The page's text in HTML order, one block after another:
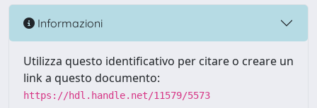
Informazioni
Utilizza questo identificativo per citare o creare un
link a questo documento:
https://hdl.handle.net/11579/5573